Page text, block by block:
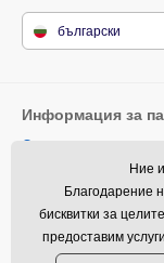
български
Информация за
Общи условия
Връщане на стоки и
Политика за
Ние
Благодарение
бисквитки за
предоставим